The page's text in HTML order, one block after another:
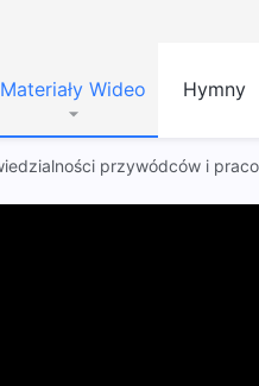
Materiały Wideo Hymny
przywódców i